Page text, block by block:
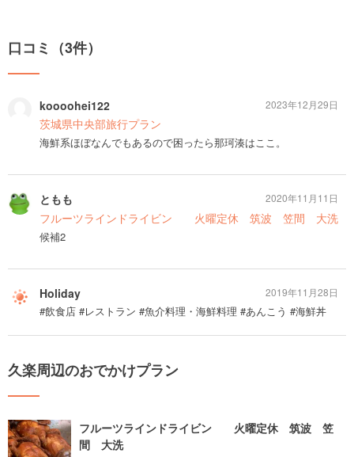
口コミ（3件）
koooohei122
茨城県中央部旅行プラン
海鮮系ほぼなんでもあるので困ったら那珂湊はここ。
2023年12月29日
ともも
フルーツラインドライビン 火曜定休 筑波 笠間 大洗
候補2
2020年11月11日
Holiday
#飲食店 #レストラン #魚介料理・海鮮料理 #あんこう #海鮮丼
2019年11月28日
久楽周辺のおでかけプラン
フルーツラインドライビン 火曜定休 筑波 笠
間 大洗